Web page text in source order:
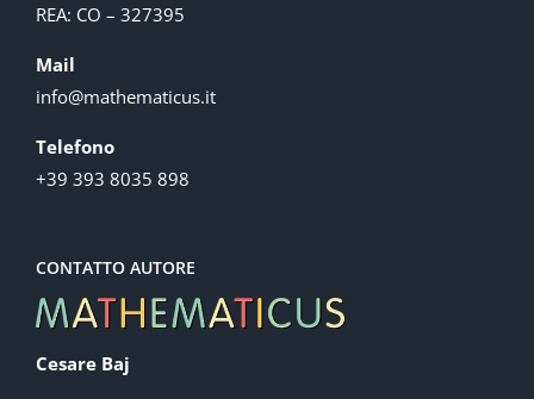
REA: CO – 327395
Mail
info@mathematicus.it
Telefono
+39 393 8035 898
CONTATTO AUTORE
Cesare Baj